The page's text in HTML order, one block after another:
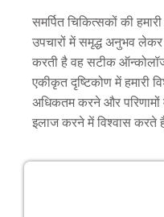
समर्पित चिकित्सकों की
उपचारों में समृद्ध अनुभव
करती है वह सटीक
एकीकृत दृष्टिकोण में हमारी
अधिकतम करने और परिणामों
इलाज करने में विश्वास करते